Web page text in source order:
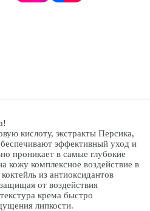
кислоту, экстракты Персика,
эффективный уход и
проникает в самые глубокие
кожу комплексное воздействие в
из антиоксидантов
от воздействия
крема быстро
липкости.